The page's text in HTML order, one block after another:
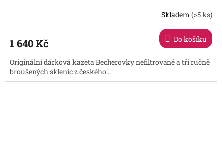
je
z
5
hvězdiček.
Skladem(>5 ks)
1 640 Kč Do košíku
Originální dárková kazeta Becherovky nefiltrované a tří ručně
broušených sklenic z českého...